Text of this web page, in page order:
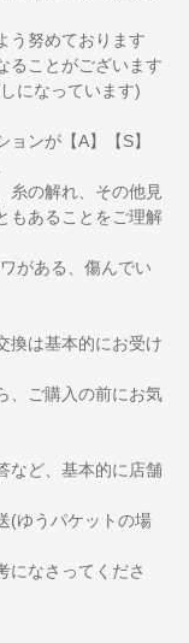
う努めております
ることがございます
になっています)
ンが【A】【S】
糸の解れ、その他見
もあることをご理解
がある、傷んでい
換は基本的にお受け
、ご購入の前にお気
など、基本的に店舗
(ゆうパケットの場
になさってくださ